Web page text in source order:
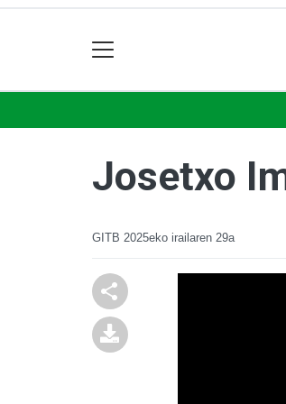
Josetxo
GITB 2025eko irailaren 29a